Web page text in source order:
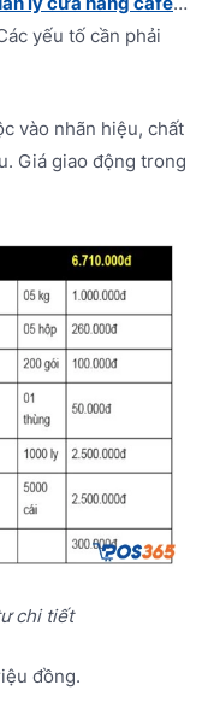
yếu tố cần phải
vào nhãn hiệu, chất
Giá giao động trong
chi tiết
đồng.